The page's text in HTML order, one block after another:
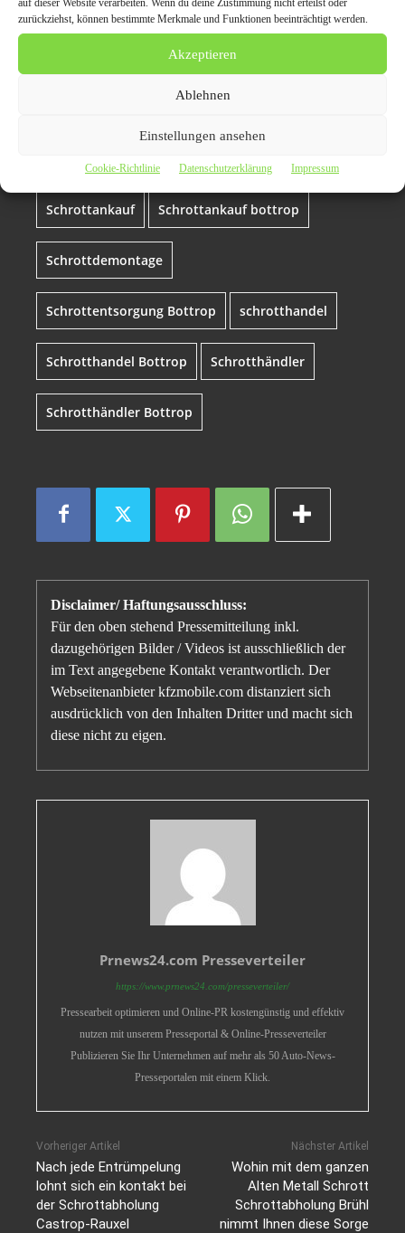
auf dieser Website verarbeiten. Wenn du deine Zustimmung nicht erteilst oder
zurückziehst, können bestimmte Merkmale und Funktionen beeinträchtigt werden.
Akzeptieren
Ablehnen
Einstellungen ansehen
Cookie-Richtlinie Datenschutzerklärung Impressum
Bottrop Klüngelskerl Bottrop
Schrottankauf Schrottankauf bottrop
Schrottdemontage
Schrottentsorgung Bottrop schrotthandel
Schrotthandel Bottrop Schrotthändler
Schrotthändler Bottrop
Disclaimer/ Haftungsausschluss:
Für den oben stehend Pressemitteilung inkl.
dazugehörigen Bilder / Videos ist ausschließlich der
im Text angegebene Kontakt verantwortlich. Der
Webseitenanbieter kfzmobile.com distanziert sich
ausdrücklich von den Inhalten Dritter und macht sich
diese nicht zu eigen.
Prnews24.com Presseverteiler
https://www.prnews24.com/presseverteiler/
Pressearbeit optimieren und Online-PR kostengünstig und effektiv
nutzen mit unserem Presseportal & Online-Presseverteiler
Publizieren Sie Ihr Unternehmen auf mehr als 50 Auto-News-
Presseportalen mit einem Klick.
Vorheriger Artikel
Nach jede Entrümpelung
lohnt sich ein kontakt bei
der Schrottabholung
Castrop-Rauxel
Nächster Artikel
Wohin mit dem ganzen
Alten Metall Schrott
Schrottabholung Brühl
nimmt Ihnen diese Sorge